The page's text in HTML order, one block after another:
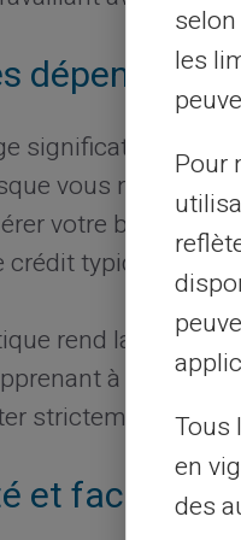
dépenses :
significatif de la
vous ne
votre budget.
crédit typique des
rend la Carte
à gérer
strictement ses
et facilité
les
Pour
Tous
en
des